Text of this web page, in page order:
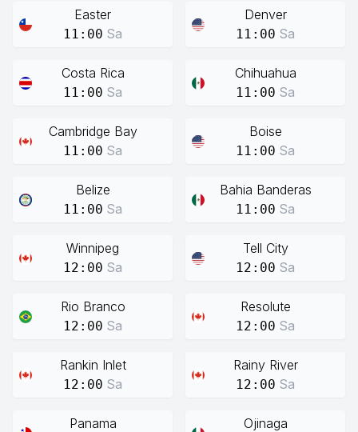
Easter
11:00 Sa
Denver
11:00 Sa
Costa Rica
11:00 Sa
Chihuahua
11:00 Sa
Cambridge Bay
11:00 Sa
Boise
11:00 Sa
Belize
11:00 Sa
Bahia Banderas
11:00 Sa
Winnipeg
12:00 Sa
Tell City
12:00 Sa
Rio Branco
12:00 Sa
Resolute
12:00 Sa
Rankin Inlet
12:00 Sa
Rainy River
12:00 Sa
Panama Ojinaga